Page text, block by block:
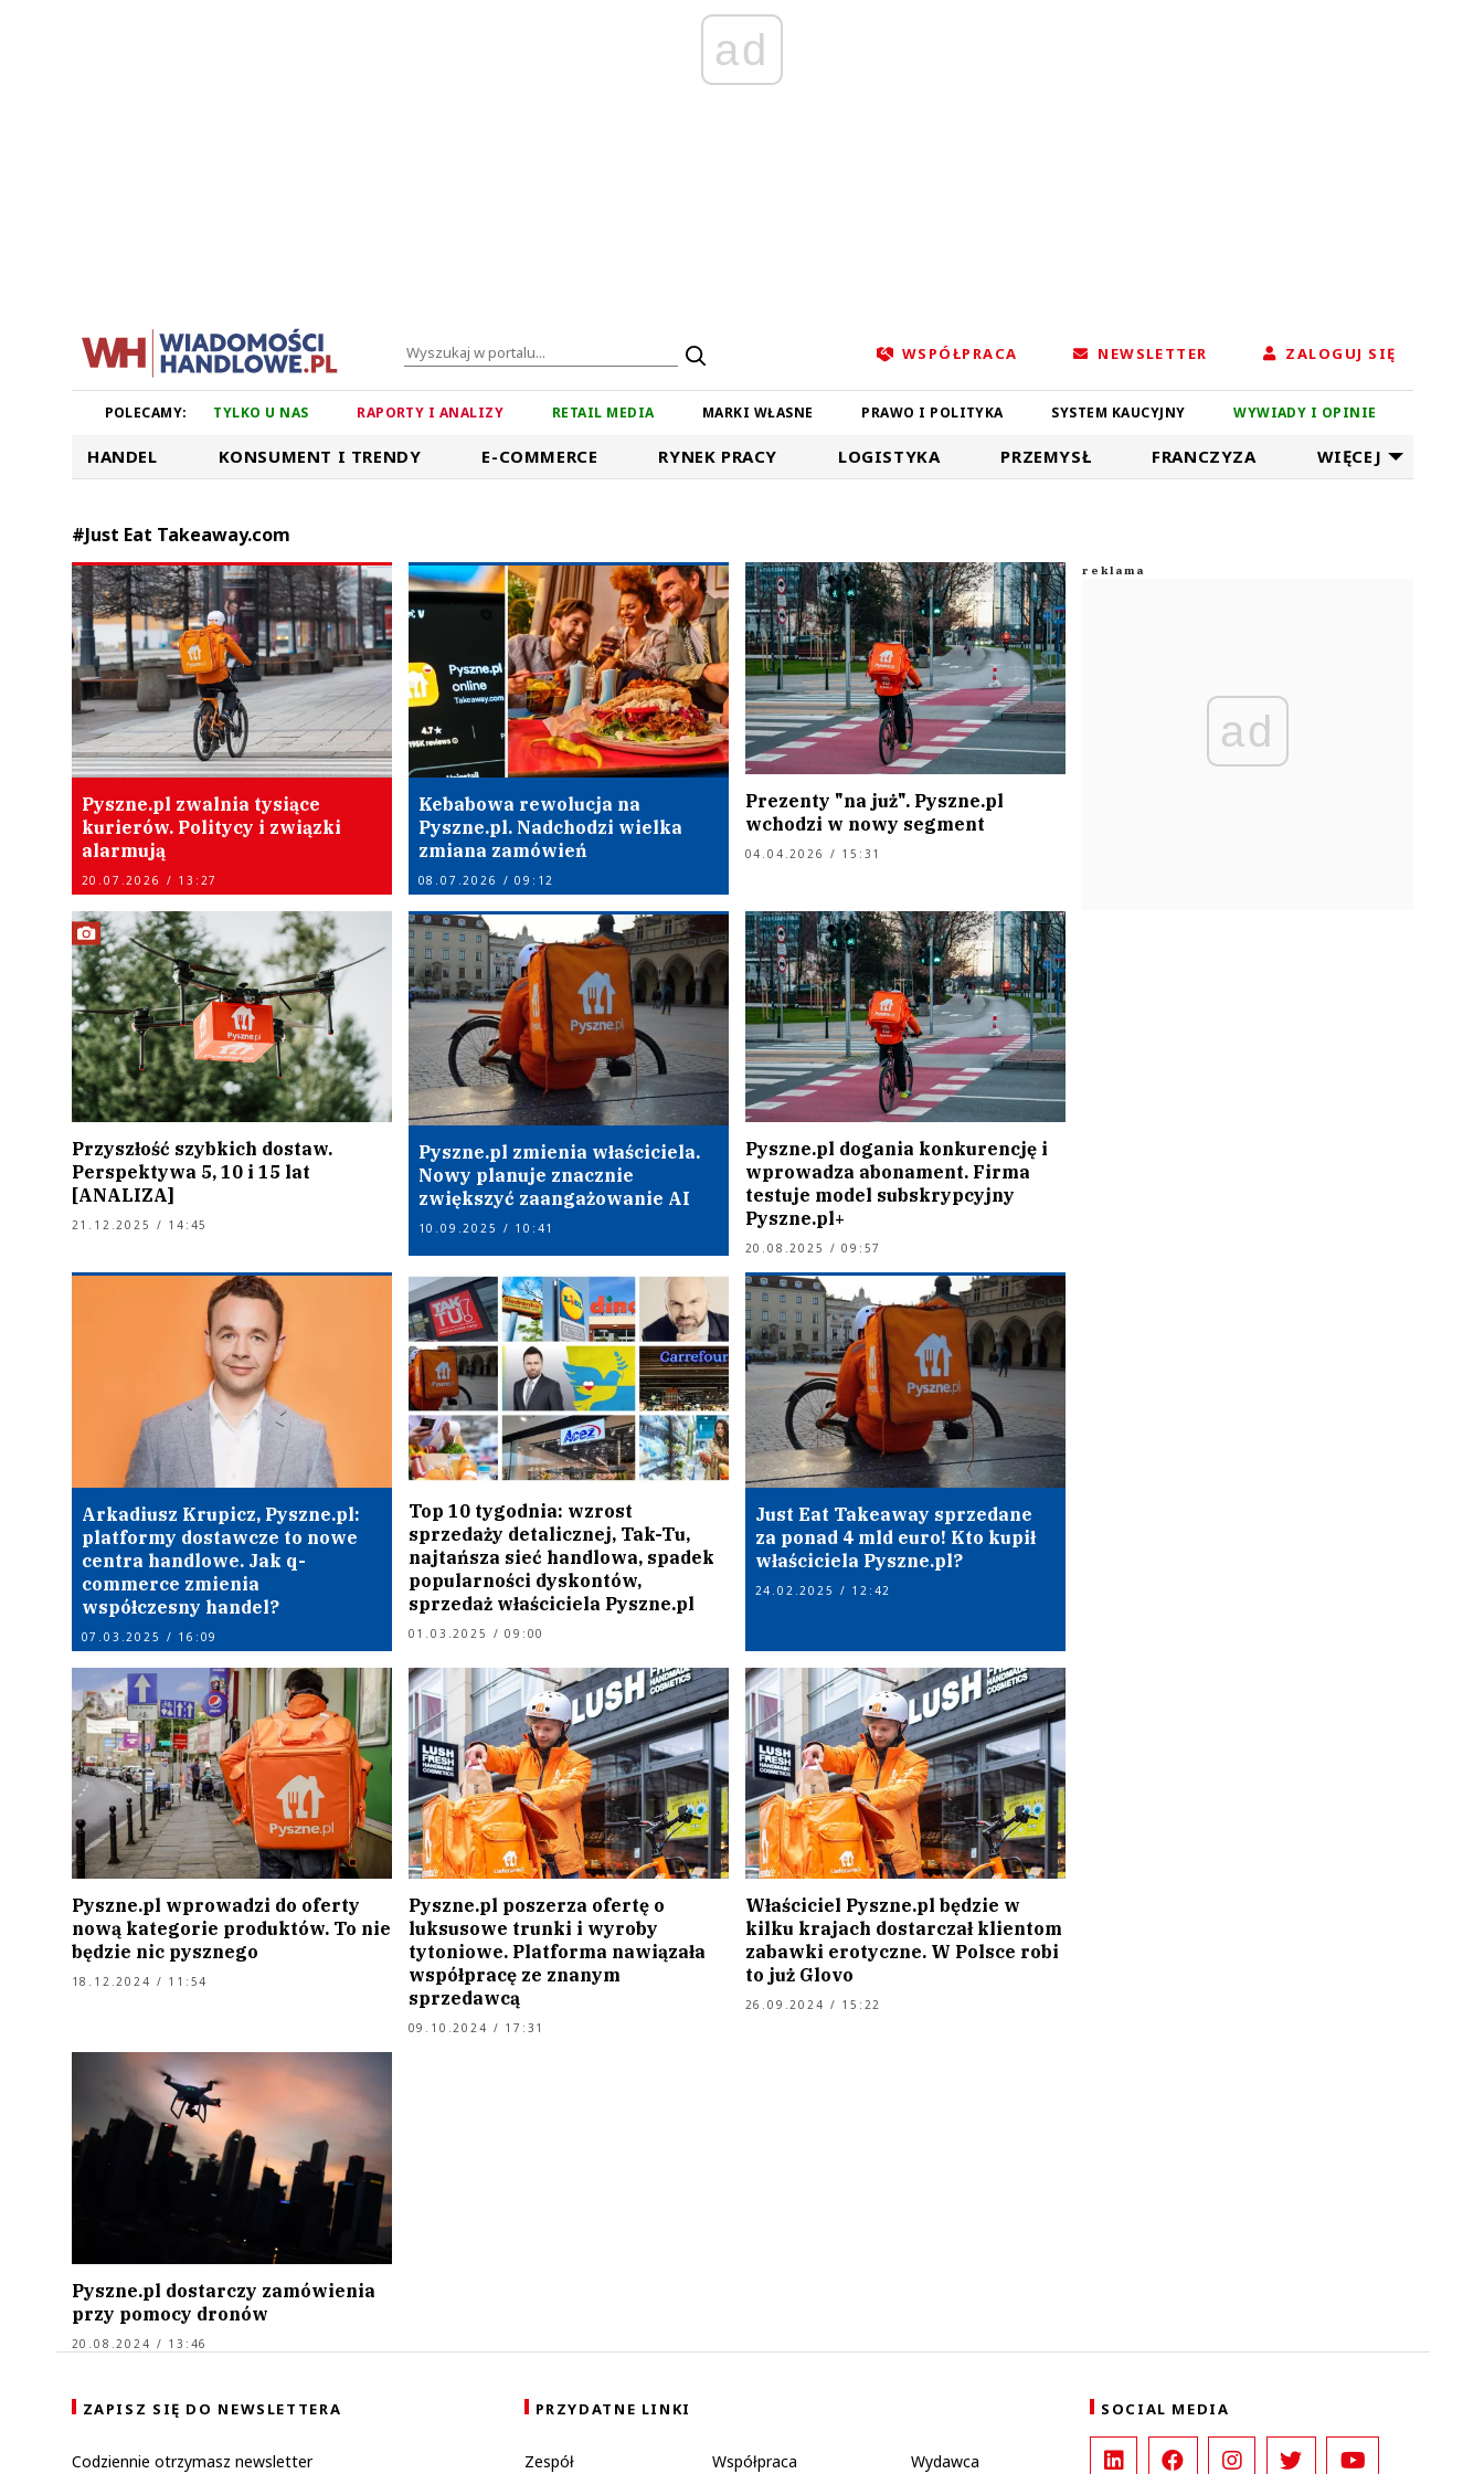
ad
WSPÓŁPRACA NEWSLETTER ZALOGUJ SIĘ
POLECAMY: TYLKO U NAS RAPORTY I ANALIZY RETAIL MEDIA MARKI WŁASNE PRAWO I POLITYKA SYSTEM KAUCYJNY WYWIADY I OPINIE
HANDEL KONSUMENT I TRENDY E-COMMERCE RYNEK PRACY LOGISTYKA PRZEMYSŁ FRANCZYZA WIĘCEJ
#Just Eat Takeaway.com
Pyszne.pl zwalnia tysiące
kurierów. Politycy i związki
alarmują
20.07.2026 / 13:27
Kebabowa rewolucja na
Pyszne.pl. Nadchodzi wielka
zmiana zamówień
08.07.2026 / 09:12
Prezenty "na już". Pyszne.pl
wchodzi w nowy segment
04.04.2026 / 15:31
Przyszłość szybkich dostaw.
Perspektywa 5, 10 i 15 lat
[ANALIZA]
21.12.2025 / 14:45
Pyszne.pl zmienia właściciela.
Nowy planuje znacznie
zwiększyć zaangażowanie AI
10.09.2025 / 10:41
Pyszne.pl dogania konkurencję i
wprowadza abonament. Firma
testuje model subskrypcyjny
Pyszne.pl+
20.08.2025 / 09:57
Arkadiusz Krupicz, Pyszne.pl:
platformy dostawcze to nowe
centra handlowe. Jak q-
commerce zmienia
współczesny handel?
07.03.2025 / 16:09
Top 10 tygodnia: wzrost
sprzedaży detalicznej, Tak-Tu,
najtańsza sieć handlowa, spadek
popularności dyskontów,
sprzedaż właściciela Pyszne.pl
01.03.2025 / 09:00
Just Eat Takeaway sprzedane
za ponad 4 mld euro! Kto kupił
właściciela Pyszne.pl?
24.02.2025 / 12:42
Pyszne.pl wprowadzi do oferty
nową kategorie produktów. To nie
będzie nic pysznego
18.12.2024 / 11:54
Pyszne.pl poszerza ofertę o
luksusowe trunki i wyroby
tytoniowe. Platforma nawiązała
współpracę ze znanym
sprzedawcą
09.10.2024 / 17:31
Właściciel Pyszne.pl będzie w
kilku krajach dostarczał klientom
zabawki erotyczne. W Polsce robi
to już Glovo
26.09.2024 / 15:22
Pyszne.pl dostarczy zamówienia
przy pomocy dronów
20.08.2024 / 13:46
ad
ZAPISZ SIĘ DO NEWSLETTERA
Codziennie otrzymasz newsletter
PRZYDATNE LINKI
Zespół Współpraca Wydawca
SOCIAL MEDIA